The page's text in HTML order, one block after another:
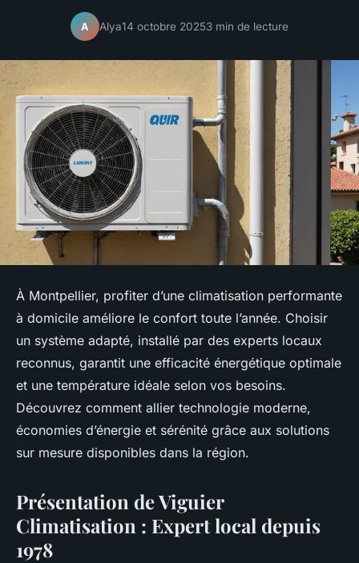
A Alya14 octobre 20253 min de lecture
À Montpellier, profiter d’une climatisation performante
à domicile améliore le confort toute l’année. Choisir
un système adapté, installé par des experts locaux
reconnus, garantit une efficacité énergétique optimale
et une température idéale selon vos besoins.
Découvrez comment allier technologie moderne,
économies d’énergie et sérénité grâce aux solutions
sur mesure disponibles dans la région.
Présentation de Viguier
Climatisation : Expert local depuis
1978